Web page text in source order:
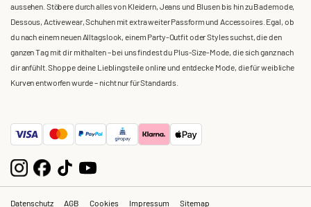
aussehen. Stöbere durch alles von Kleidern, Jeans und Blusen bis hin zu Bademode,
Dessous, Activewear, Schuhen mit extra weiter Passform und Accessoires. Egal, ob
du nach einem neuen Alltagslook, einem Party-Outfit oder Styles suchst, die den
ganzen Tag mit dir mithalten – bei uns findest du Plus-Size-Mode, die sich ganz nach
dir anfühlt. Shoppe deine Lieblingsteile online und entdecke Mode, die für weibliche
Kurven entworfen wurde – nicht nur für Standards.
Datenschutz AGB Cookies Impressum Sitemap